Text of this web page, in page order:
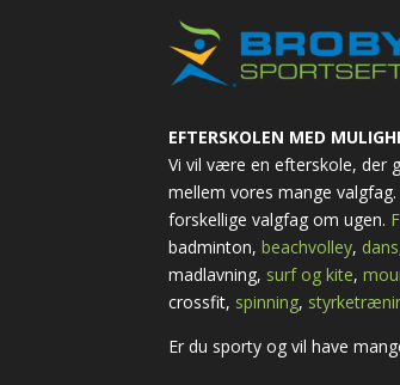
EFTERSKOLEN MED
Vi vil være en efterskole, der
mellem vores mange
forskellige valgfag om ugen.
badminton, beachvolley, dans
madlavning, surf og kite,
crossfit, spinning,
Er du sporty og vil have